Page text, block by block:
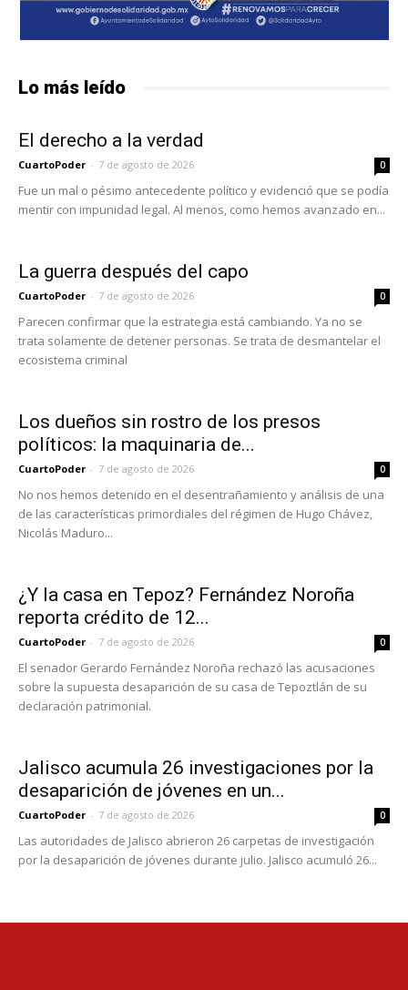
Lo más leído
El derecho a la verdad
CuartoPoder - 7 de agosto de 2026 0
Fue un mal o pésimo antecedente político y evidenció que se podía
mentir con impunidad legal. Al menos, como hemos avanzado en...
La guerra después del capo
CuartoPoder - 7 de agosto de 2026 0
Parecen confirmar que la estrategia está cambiando. Ya no se
trata solamente de detener personas. Se trata de desmantelar el
ecosistema criminal
Los dueños sin rostro de los presos
políticos: la maquinaria de...
CuartoPoder - 7 de agosto de 2026 0
No nos hemos detenido en el desentrañamiento y análisis de una
de las características primordiales del régimen de Hugo Chávez,
Nicolás Maduro...
¿Y la casa en Tepoz? Fernández Noroña
reporta crédito de 12...
CuartoPoder - 7 de agosto de 2026 0
El senador Gerardo Fernández Noroña rechazó las acusaciones
sobre la supuesta desaparición de su casa de Tepoztlán de su
declaración patrimonial.
Jalisco acumula 26 investigaciones por la
desaparición de jóvenes en un...
CuartoPoder - 7 de agosto de 2026 0
Las autoridades de Jalisco abrieron 26 carpetas de investigación
por la desaparición de jóvenes durante julio. Jalisco acumuló 26...